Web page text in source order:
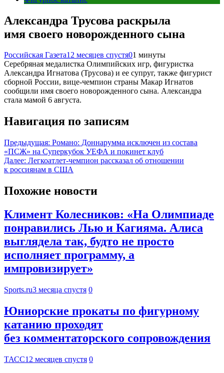
Александра Трусова раскрыла
имя своего новорожденного сына
Российская Газета12 месяцев спустя01 минуты
Серебряная медалистка Олимпийских игр, фигуристка
Александра Игнатова (Трусова) и ее супруг, также фигурист
сборной России, вице-чемпион страны Макар Игнатов
сообщили имя своего новорожденного сына. Александра
стала мамой 6 августа.
Навигация по записям
Предыдущая: Романо: Доннарумма исключен из состава
«ПСЖ» на Суперкубок УЕФА и покинет клуб
Далее: Легкоатлет-чемпион рассказал об отношении
к россиянам в США
Похожие новости
Климент Колесников: «На Олимпиаде
понравились Лью и Кагияма. Алиса
выглядела так, будто не просто
исполняет программу, а
импровизирует»
Sports.ru3 месяца спустя 0
Юниорские прокаты по фигурному
катанию проходят
без комментаторского сопровождения
ТАСС12 месяцев спустя 0